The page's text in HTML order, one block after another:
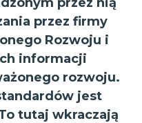
przez firmy
Rozwoju i
informacji
rozwoju.
jest
tutaj wkraczają